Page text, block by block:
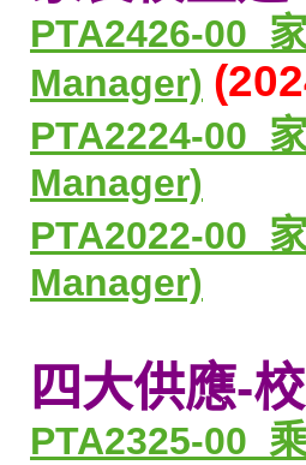
PTA2426-00_
Manager)
PTA2224-00_
Manager)
PTA2022-00_
Manager)
四大供應-
PTA2325-00_